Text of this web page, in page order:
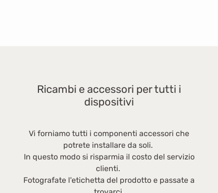
Ricambi e accessori per tutti i
dispositivi
Vi forniamo tutti i componenti accessori che
potrete installare da soli.
In questo modo si risparmia il costo del servizio
clienti.
Fotografate l'etichetta del prodotto e passate a